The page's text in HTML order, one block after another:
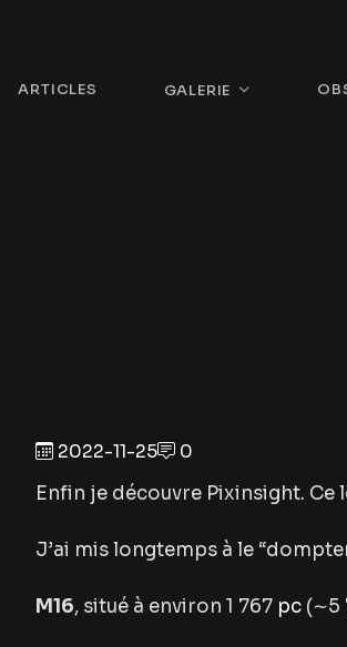
ARTICLES GALERIE
2022-11-25
0
Enfin je découvre Pixinsight.
J’ai mis longtemps à le
M16, situé à environ 1 767 pc (∼5